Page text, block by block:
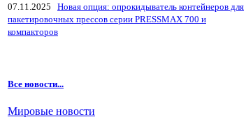
07.11.2025
Новая опция: опрокидыватель контейнеров для
пакетировочных прессов серии PRESSMAX 700 и
компакторов
Все новости...
Мировые новости